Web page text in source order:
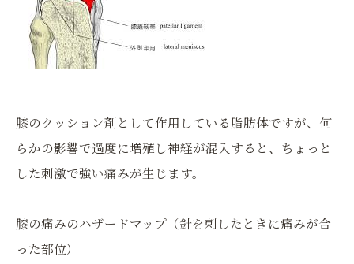
膝のクッション剤として作用している脂肪体ですが、何
らかの影響で過度に増殖し神経が混入すると、ちょっと
した刺激で強い痛みが生じます。
膝の痛みのハザードマップ（針を刺したときに痛みが合
った部位）